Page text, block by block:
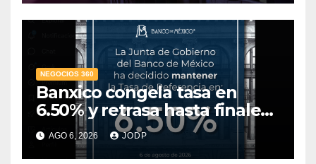
NEGOCIOS 360
Banxico congela tasa en
6.50% y retrasa hasta finales
de 2027 la meta de inflación
AGO 6, 2026 JODP